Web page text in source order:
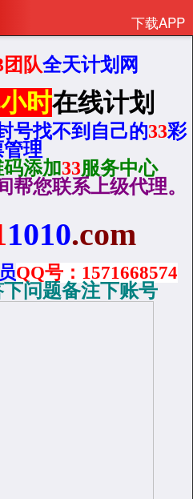
下载APP
团队全天计划网
时在线计划
号找不到自己的33彩
管理
添加33服务中心
帮您联系上级代理。
1010.com
QQ号：1571668574
问题备注下账号